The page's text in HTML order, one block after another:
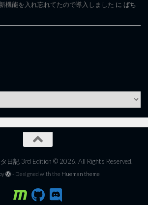
機能を入れ忘れてたので導入しました に ぱち
日記 3rd Edition © 2026. All Rights Reserved.
- Designed with the Hueman theme